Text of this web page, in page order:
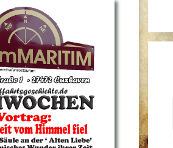
Office 365